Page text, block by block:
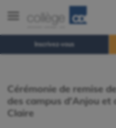
Inscrivez-vous
Cérémonie de remise
des campus d'Anjou et
Claire